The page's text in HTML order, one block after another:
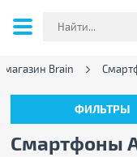
магазин Brain
Смартфоны
ФИЛЬТРЫ
ФИЛЬТРЫ